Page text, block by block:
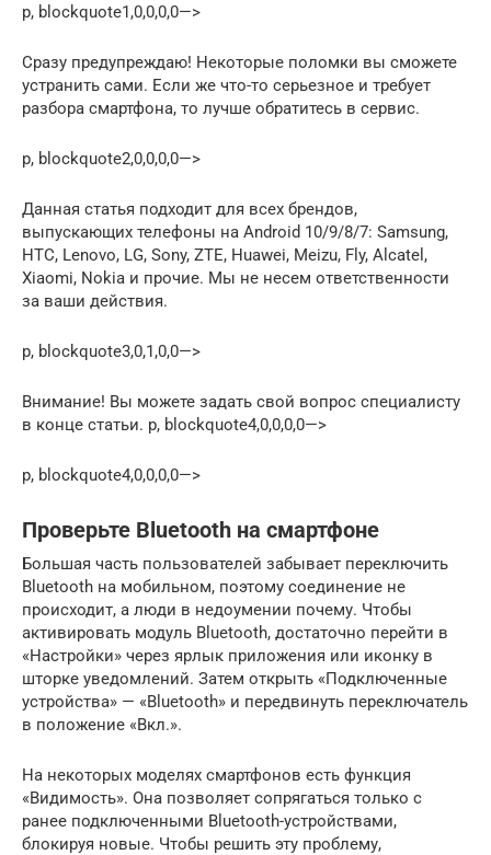
p, blockquote1,0,0,0,0—>
Сразу предупреждаю! Некоторые поломки вы сможете
устранить сами. Если же что-то серьезное и требует
разбора смартфона, то лучше обратитесь в сервис.
p, blockquote2,0,0,0,0—>
Данная статья подходит для всех брендов,
выпускающих телефоны на Android 10/9/8/7: Samsung,
HTC, Lenovo, LG, Sony, ZTE, Huawei, Meizu, Fly, Alcatel,
Xiaomi, Nokia и прочие. Мы не несем ответственности
за ваши действия.
p, blockquote3,0,1,0,0—>
Внимание! Вы можете задать свой вопрос специалисту
в конце статьи. p, blockquote4,0,0,0,0—>
p, blockquote4,0,0,0,0—>
Проверьте Bluetooth на смартфоне
Большая часть пользователей забывает переключить
Bluetooth на мобильном, поэтому соединение не
происходит, а люди в недоумении почему. Чтобы
активировать модуль Bluetooth, достаточно перейти в
«Настройки» через ярлык приложения или иконку в
шторке уведомлений. Затем открыть «Подключенные
устройства» — «Bluetooth» и передвинуть переключатель
в положение «Вкл.».
На некоторых моделях смартфонов есть функция
«Видимость». Она позволяет сопрягаться только с
ранее подключенными Bluetooth-устройствами,
блокируя новые. Чтобы решить эту проблему,